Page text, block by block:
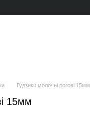
Гудзики молочні рогові 15мм
15мм